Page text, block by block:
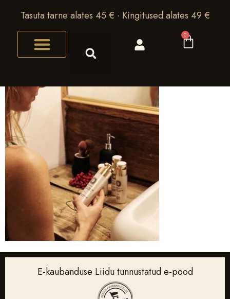
Tasuta tarne alates 45 € · Kingitused alates 49 €
0
E-kaubanduse Liidu tunnustatud e-pood